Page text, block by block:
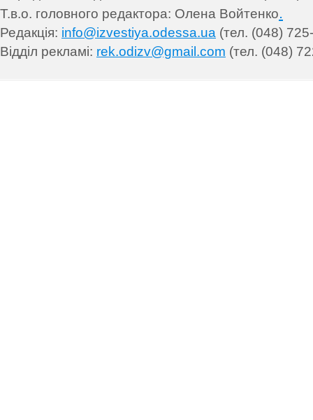
Т.в.о. головного редактора: Олена Войтенко.
Редакція: info@izvestiya.odessa.ua (тел. (048)
Відділ рекламі: rek.odizv@gmail.com (тел. (048)